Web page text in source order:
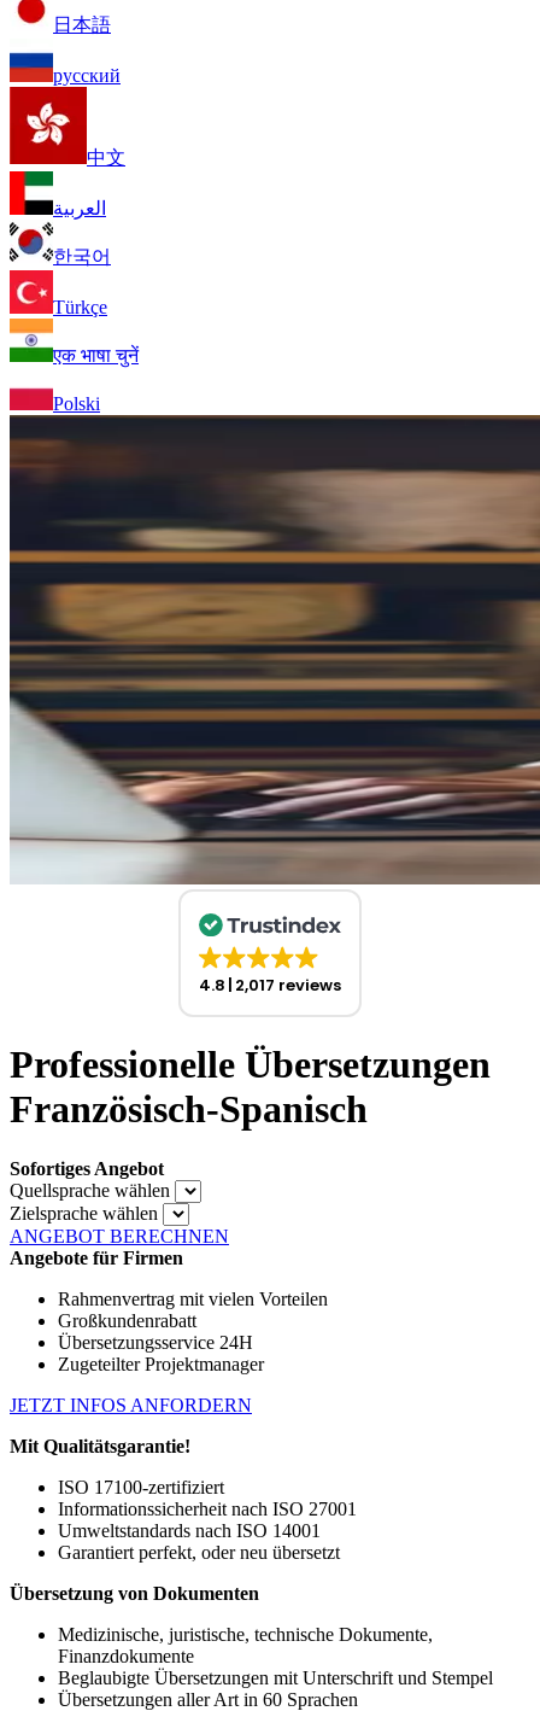
日本語
русский
中文
العربية
한국어
Türkçe
एक भाषा चुनें
Polski
4.8 2,017 reviews
Professionelle Übersetzungen
Französisch-Spanisch
Sofortiges Angebot
Quellsprache wählen
Zielsprache wählen
ANGEBOT BERECHNEN
Angebote für Firmen
Rahmenvertrag mit vielen Vorteilen
Großkundenrabatt
Übersetzungsservice 24H
Zugeteilter Projektmanager
JETZT INFOS ANFORDERN
Mit Qualitätsgarantie!
ISO 17100-zertifiziert
Informationssicherheit nach ISO 27001
Umweltstandards nach ISO 14001
Garantiert perfekt, oder neu übersetzt
Übersetzung von Dokumenten
Medizinische, juristische, technische Dokumente,
Finanzdokumente
Beglaubigte Übersetzungen mit Unterschrift und Stempel
Übersetzungen aller Art in 60 Sprachen